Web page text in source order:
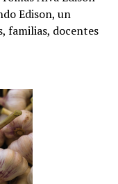
Edison, un
familias, docentes